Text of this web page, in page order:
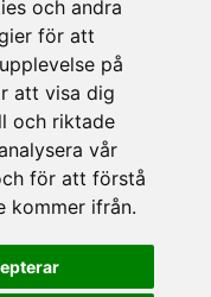
och andra
för att
på
att visa dig
och riktade
vår
för att förstå
kommer ifrån.
Caps Me ▪
Hom ▪ Kilner ▪
Vie ▪ Mason
Kengsington ▪
Style de Vie ▪
för våra